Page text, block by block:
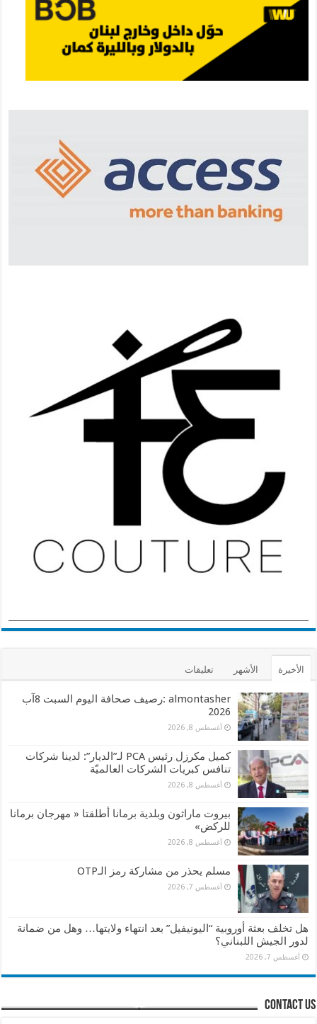
الأخيرة الأشهر تعليقات
almontasher :رصيف صحافة اليوم السبت 8آب
2026
أغسطس 8, 2026
كميل مكرزل رئيس PCA لـ”الديار”: لدينا شركات
تنافس كبريات الشركات العالميّة
أغسطس 8, 2026
بيروت ماراثون وبلدية برمانا أطلقتا « مهرجان برمانا
للركض»
أغسطس 8, 2026
مسلم يحذر من مشاركة رمز الـOTP
أغسطس 7, 2026
هل تخلف بعثة أوروبية “اليونيفيل” بعد انتهاء ولايتها… وهل من ضمانة
لدور الجيش اللبناني؟
أغسطس 7, 2026
contact us